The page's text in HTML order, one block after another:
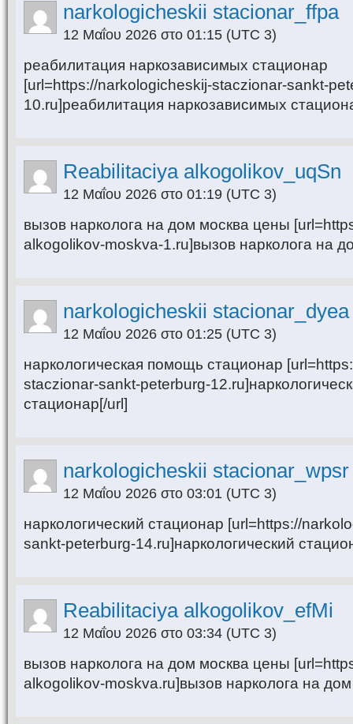
narkologicheskii stacionar_ffpa
12 Μαΐου 2026 στο 01:15 (UTC 3)
реабилитация наркозависимых стационар
[url=https://narkologicheskij-staczionar-sankt-
10.ru]реабилитация наркозависимых
Reabilitaciya alkogolikov_uqSn
12 Μαΐου 2026 στο 01:19 (UTC 3)
вызов нарколога на дом москва цены
alkogolikov-moskva-1.ru]вызов нарколога на
narkologicheskii stacionar_dyea
12 Μαΐου 2026 στο 01:25 (UTC 3)
наркологическая помощь стационар
staczionar-sankt-peterburg-
стационар[/url]
narkologicheskii stacionar_wpsr
12 Μαΐου 2026 στο 03:01 (UTC 3)
наркологический стационар [url=https://
sankt-peterburg-14.ru]наркологический
Reabilitaciya alkogolikov_efMi
12 Μαΐου 2026 στο 03:34 (UTC 3)
вызов нарколога на дом москва цены
alkogolikov-moskva.ru]вызов нарколога на